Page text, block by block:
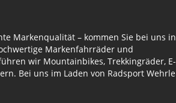
Markenqualität – kommen Sie bei uns in
Markenfahrräder und
wir Mountainbikes, Trekkingräder, E-
Bei uns im Laden von Radsport Wehrle